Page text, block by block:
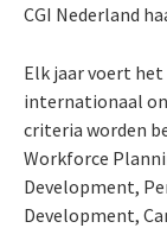
CGI Nederland
Elk jaar voert
internationaal
criteria worden
Workforce
Development,
Development,